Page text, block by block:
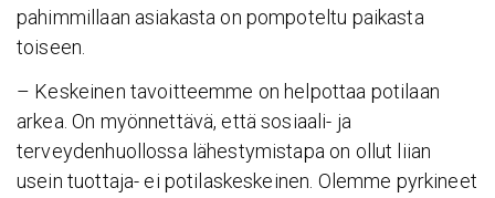
pahimmillaan asiakasta on pompoteltu paikasta
toiseen.
– Keskeinen tavoitteemme on helpottaa potilaan
arkea. On myönnettävä, että sosiaali- ja
terveydenhuollossa lähestymistapa on ollut liian
usein tuottaja- ei potilaskeskeinen. Olemme pyrkineet